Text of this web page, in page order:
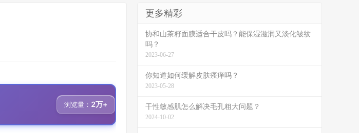
浏览量： 2万+
更多精彩
协和山茶籽面膜适合干皮吗？能保湿滋润又淡化皱纹
吗？
2023-06-27
你知道如何缓解皮肤瘙痒吗？
2023-05-28
干性敏感肌怎么解决毛孔粗大问题？
2024-10-02